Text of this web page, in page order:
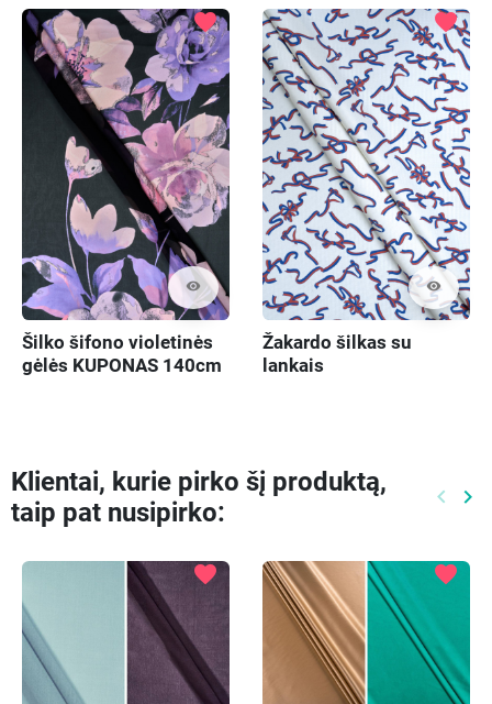
visibility
favorite
Šilko šifono violetinės
gėlės KUPONAS 140cm
visibility
favorite
Žakardo šilkas su
lankais
Klientai, kurie pirko šį produktą,
taip pat nusipirko:
keyboard_arrow_left keyboard_arrow_right
favorite favorite